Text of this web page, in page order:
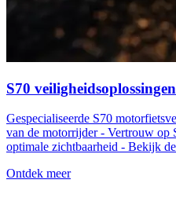
S70
Gespecialiseerde S70
van de motorrijder - Vertrouw op
optimale zichtbaarheid - Bekijk
Ontdek meer